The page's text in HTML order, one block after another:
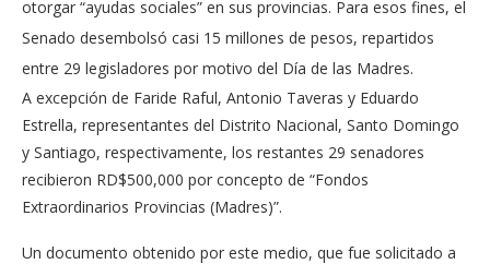
otorgar “ayudas sociales” en sus provincias. Para esos fines, el
Senado desembolsó casi 15 millones de pesos, repartidos
entre 29 legisladores por motivo del Día de las Madres.
A excepción de Faride Raful, Antonio Taveras y Eduardo
Estrella, repre­sentantes del Distrito Na­cional, Santo Domingo
y Santiago, respectivamen­te, los restantes 29 senado­res
recibieron RD$500,000 por concepto de “Fondos
Extraordinarios Provincias (Madres)”.
Un documento obtenido por este medio, que fue so­licitado a